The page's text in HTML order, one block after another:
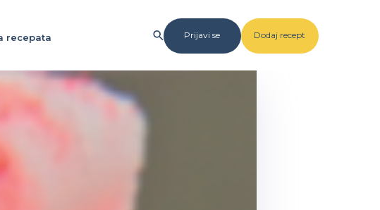
recepata Prijavi se Dodaj recept